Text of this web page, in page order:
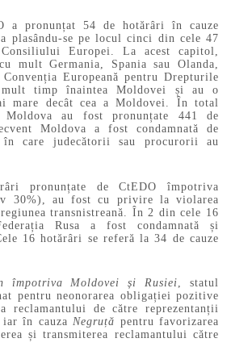
a pronunțat 54 de hotărâri în cauze
plasându-se pe locul cinci din cele 47
Europei. La acest capitol,
mult Germania, Spania sau Olanda,
Europeană pentru Drepturile
timp înaintea Moldovei și au o
mare decât cea a Moldovei. În total
Moldova au fost pronunțate 441 de
Moldova a fost condamnată de
care judecătorii sau procurorii au
pronunțate de CtEDO împotriva
30%), au fost cu privire la violarea
transnistreană. În 2 din cele 16
Rusa a fost condamnată și
16 hotărâri se referă la 34 de cauze
împotriva Moldovei și Rusiei, statul
pentru neonorarea obligației pozitive
reclamantului de către reprezentanții
iar în cauzaNegruță pentru favorizarea
și transmiterea reclamantului către